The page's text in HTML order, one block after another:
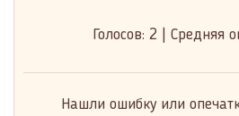
Голосов: 2 Средняя
Нашли ошибку или